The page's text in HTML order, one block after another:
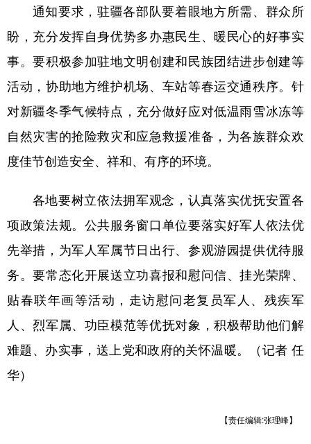
通知要求，驻疆各部队要着眼地方所需、群众所
盼，充分发挥自身优势多办惠民生、暖民心的好事实
事。要积极参加驻地文明创建和民族团结进步创建等
活动，协助地方维护机场、车站等春运交通秩序。针
对新疆冬季气候特点，充分做好应对低温雨雪冰冻等
自然灾害的抢险救灾和应急救援准备，为各族群众欢
度佳节创造安全、祥和、有序的环境。
各地要树立依法拥军观念，认真落实优抚安置各
项政策法规。公共服务窗口单位要落实好军人依法优
先举措，为军人军属节日出行、参观游园提供优待服
务。要常态化开展送立功喜报和慰问信、挂光荣牌、
贴春联年画等活动，走访慰问老复员军人、残疾军
人、烈军属、功臣模范等优抚对象，积极帮助他们解
难题、办实事，送上党和政府的关怀温暖。（记者 任
华）
【责任编辑:张理峰】